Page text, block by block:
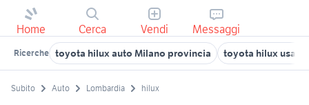
Home Cerca Vendi Messaggi
Ricerche toyota hilux auto Milano provincia toyota hilux usato
Subito Auto Lombardia hilux